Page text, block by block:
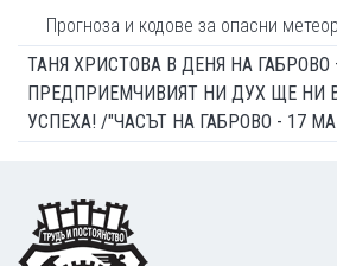
Прогноза и кодове за опасни
ТАНЯ ХРИСТОВА В ДЕНЯ НА ГАБРОВО
ПРЕДПРИЕМЧИВИЯТ НИ ДУХ ЩЕ НИ
УСПЕХА! /"ЧАСЪТ НА ГАБРОВО - 17
Footer